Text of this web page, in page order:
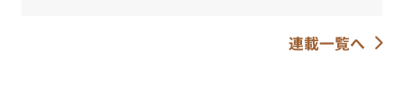
連載一覧へ